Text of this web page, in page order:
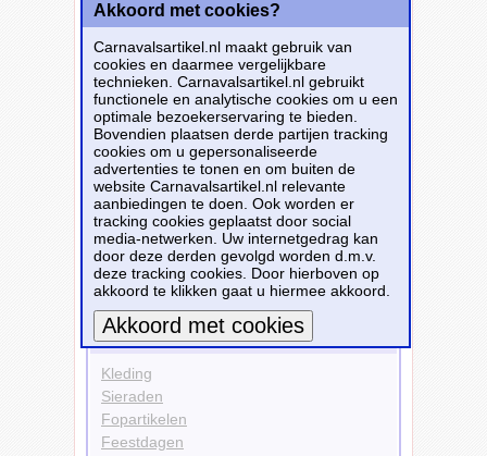
Koop nu bij
e-Carnavalskleding.nl voor slechts€ 4.95!
Dit carnavalsartikelDonker blauwe schmink
aquais te bestellen bijE-Carnavalskleding.nl
voor€ 4,95.
Bestellen
Kleuren
Blauw
Accessoires
Schmink
Bekijk alle carnavalsartikelen
Carnavalsartikelen
Kleding
Sieraden
Fopartikelen
Feestdagen
Akkoord met cookies?
Carnavalsartikel.nl maakt gebruik van
cookies en daarmee vergelijkbare
technieken. Carnavalsartikel.nl gebruikt
functionele en analytische cookies om u een
optimale bezoekerservaring te bieden.
Bovendien plaatsen derde partijen tracking
cookies om u gepersonaliseerde
advertenties te tonen en om buiten de
website Carnavalsartikel.nl relevante
aanbiedingen te doen. Ook worden er
tracking cookies geplaatst door social
media-netwerken. Uw internetgedrag kan
door deze derden gevolgd worden d.m.v.
deze tracking cookies. Door hierboven op
akkoord te klikken gaat u hiermee akkoord.